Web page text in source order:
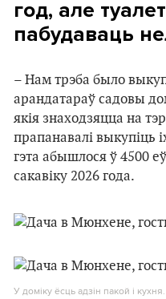
год, але
пабудаваць
– Нам трэба было
арандатараў садовы
якія знаходзяцца на
прапанавалі выкупіць
гэта абышлося ў 4500
сакавіку 2026 года.
У доміку ёсць адзін пакой і кухня.